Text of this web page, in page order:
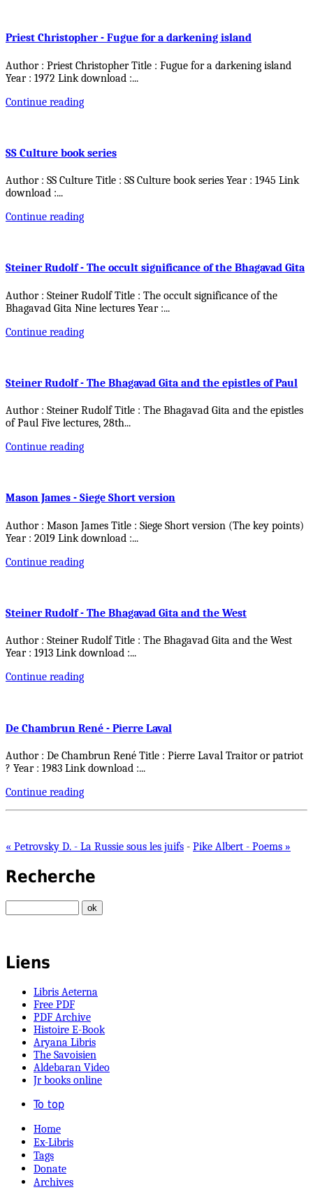
Priest Christopher - Fugue for a darkening island
Author : Priest Christopher Title : Fugue for a darkening island
Year : 1972 Link download :...
Continue reading
SS Culture book series
Author : SS Culture Title : SS Culture book series Year : 1945 Link
download :...
Continue reading
Steiner Rudolf - The occult significance of the Bhagavad Gita
Author : Steiner Rudolf Title : The occult significance of the
Bhagavad Gita Nine lectures Year :...
Continue reading
Steiner Rudolf - The Bhagavad Gita and the epistles of Paul
Author : Steiner Rudolf Title : The Bhagavad Gita and the epistles
of Paul Five lectures, 28th...
Continue reading
Mason James - Siege Short version
Author : Mason James Title : Siege Short version (The key points)
Year : 2019 Link download :...
Continue reading
Steiner Rudolf - The Bhagavad Gita and the West
Author : Steiner Rudolf Title : The Bhagavad Gita and the West
Year : 1913 Link download :...
Continue reading
De Chambrun René - Pierre Laval
Author : De Chambrun René Title : Pierre Laval Traitor or patriot
? Year : 1983 Link download :...
Continue reading
« Petrovsky D. - La Russie sous les juifs - Pike Albert - Poems »
Recherche
Liens
Libris Aeterna
Free PDF
PDF Archive
Histoire E-Book
Aryana Libris
The Savoisien
Aldebaran Video
Jr books online
To top
Home
Ex-Libris
Tags
Donate
Archives